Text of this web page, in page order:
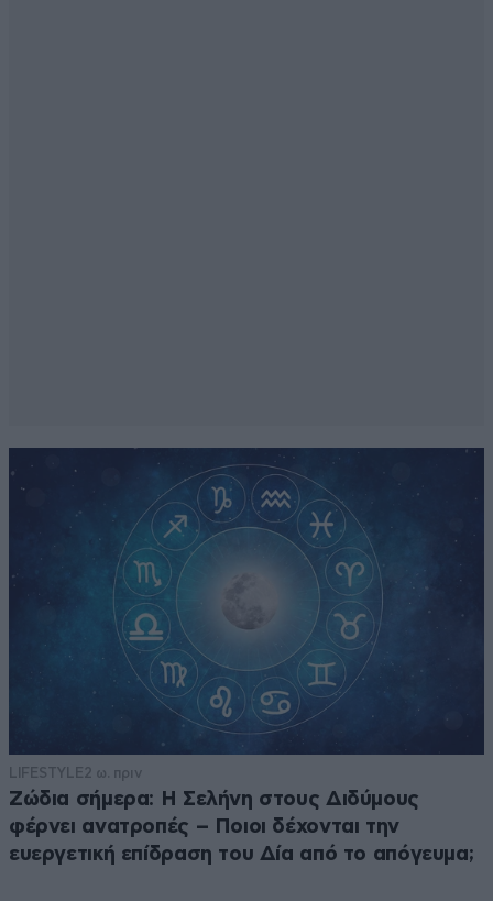
LIFESTYLE 2 ω. πριν
Ζώδια σήμερα: Η Σελήνη στους Διδύμους
φέρνει ανατροπές – Ποιοι δέχονται την
ευεργετική επίδραση του Δία από το απόγευμα;